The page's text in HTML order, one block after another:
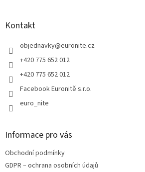
Kontakt
objednavky@euronite.cz
+420 775 652 012
+420 775 652 012
Facebook Euronitě s.r.o.
euro_nite
Informace pro vás
Obchodní podmínky
GDPR – ochrana osobních údajů